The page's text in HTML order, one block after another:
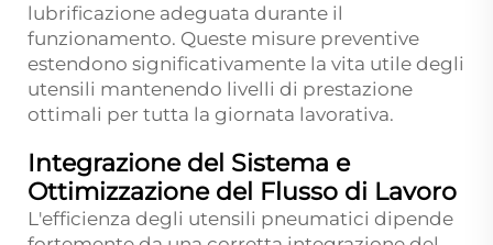
lubrificazione adeguata durante il
funzionamento. Queste misure preventive
estendono significativamente la vita utile degli
utensili mantenendo livelli di prestazione
ottimali per tutta la giornata lavorativa.
Integrazione del Sistema e
Ottimizzazione del Flusso di Lavoro
L'efficienza degli utensili pneumatici dipende